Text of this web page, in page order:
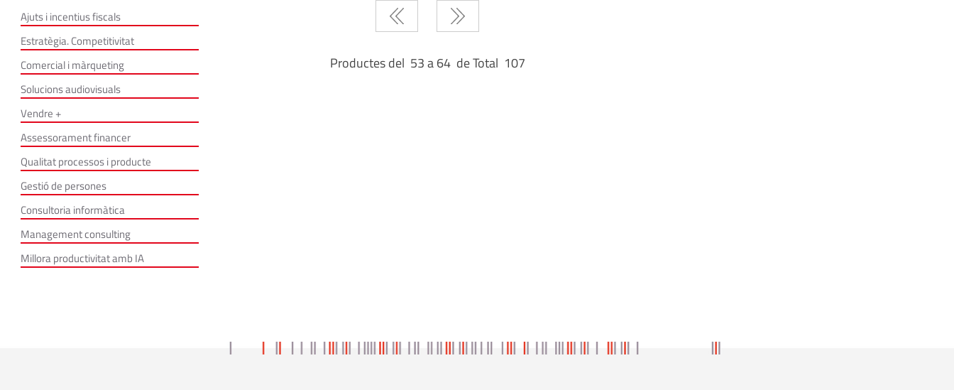
Ajuts i incentius fiscals
Estratègia. Competitivitat
Comercial i màrqueting
Solucions audiovisuals
Vendre +
Assessorament financer
Qualitat processos i producte
Gestió de persones
Consultoria informàtica
Management consulting
Millora productivitat amb IA
Productes del 53 a 64 de Total 107